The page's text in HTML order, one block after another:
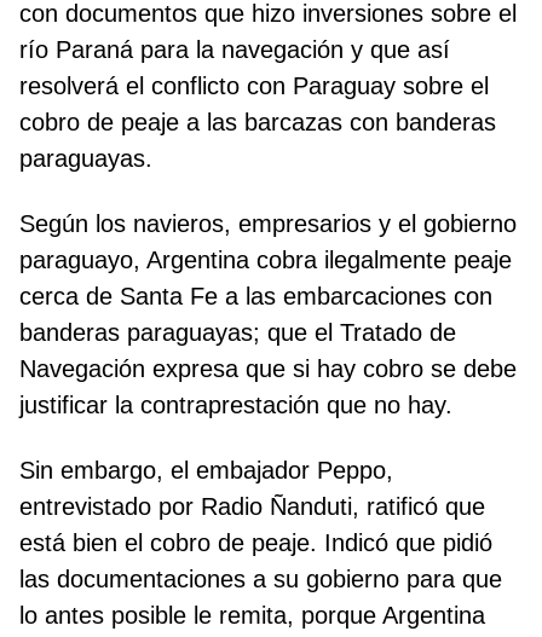
con documentos que hizo inversiones sobre el
río Paraná para la navegación y que así
resolverá el conflicto con Paraguay sobre el
cobro de peaje a las barcazas con banderas
paraguayas.
Según los navieros, empresarios y el gobierno
paraguayo, Argentina cobra ilegalmente peaje
cerca de Santa Fe a las embarcaciones con
banderas paraguayas; que el Tratado de
Navegación expresa que si hay cobro se debe
justificar la contraprestación que no hay.
Sin embargo, el embajador Peppo,
entrevistado por Radio Ñanduti, ratificó que
está bien el cobro de peaje. Indicó que pidió
las documentaciones a su gobierno para que
lo antes posible le remita, porque Argentina